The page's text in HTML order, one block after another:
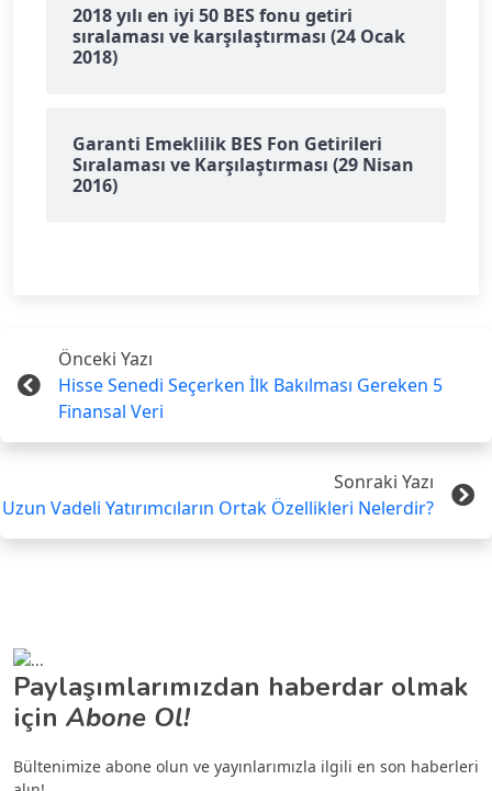
2018 yılı en iyi 50 BES fonu getiri
sıralaması ve karşılaştırması (24 Ocak
2018)
Garanti Emeklilik BES Fon Getirileri
Sıralaması ve Karşılaştırması (29 Nisan
2016)
Önceki Yazı
Hisse Senedi Seçerken İlk Bakılması Gereken 5
Finansal Veri
Sonraki Yazı
Uzun Vadeli Yatırımcıların Ortak Özellikleri Nelerdir?
Paylaşımlarımızdan haberdar olmak
için Abone Ol!
Bültenimize abone olun ve yayınlarımızla ilgili en son haberleri